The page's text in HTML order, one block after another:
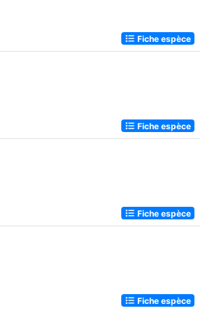
Fiche espèce
Fiche espèce
Fiche espèce
Fiche espèce